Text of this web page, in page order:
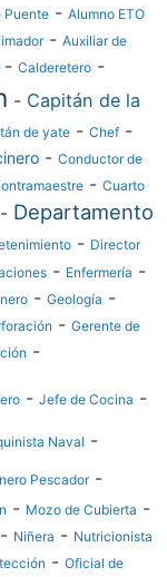
Puente - Alumno ETO
- Auxiliar de
- Calderetero -
- Capitán de la
de yate - Chef -
- Conductor de
- Cuarto
- Departamento
- Director
- Enfermería -
- Geología -
- Gerente de
-
- Jefe de Cocina -
Naval -
Pescador-
- Mozo de Cubierta -
- Niñera - Nutricionista
- Oficial de